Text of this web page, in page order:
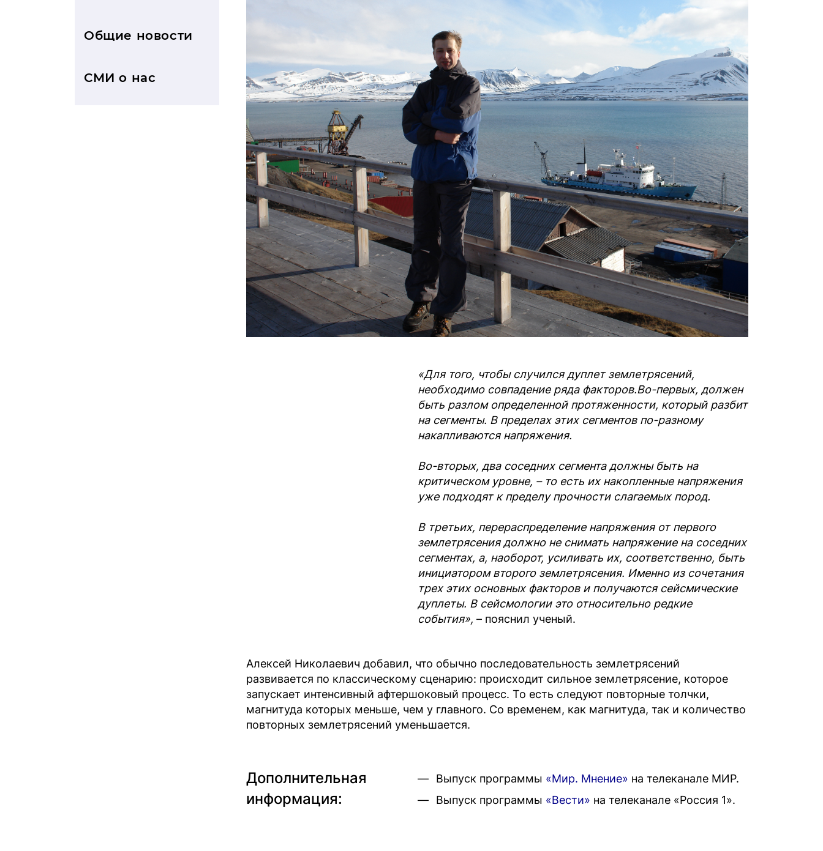
Общие новости
СМИ о нас
«Для того, чтобы случился дуплет землетрясений,
необходимо совпадение ряда факторов.Во-первых, должен
быть разлом определенной протяженности, который разбит
на сегменты. В пределах этих сегментов по-разному
накапливаются напряжения.
Во-вторых, два соседних сегмента должны быть на
критическом уровне, – то есть их накопленные напряжения
уже подходят к пределу прочности слагаемых пород.
В третьих, перераспределение напряжения от первого
землетрясения должно не снимать напряжение на соседних
сегментах, а, наоборот, усиливать их, соответственно, быть
инициатором второго землетрясения. Именно из сочетания
трех этих основных факторов и получаются сейсмические
дуплеты. В сейсмологии это относительно редкие
события», – пояснил ученый.
Алексей Николаевич добавил, что обычно последовательность землетрясений
развивается по классическому сценарию: происходит сильное землетрясение, которое
запускает интенсивный афтершоковый процесс. То есть следуют повторные толчки,
магнитуда которых меньше, чем у главного. Со временем, как магнитуда, так и количество
повторных землетрясений уменьшается.
Дополнительная
информация:
Выпуск программы «Мир. Мнение» на телеканале МИР.
Выпуск программы «Вести» на телеканале «Россия 1».